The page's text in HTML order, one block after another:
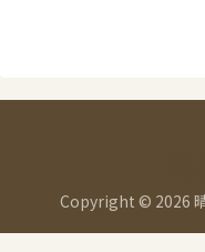
Copyright © 2026